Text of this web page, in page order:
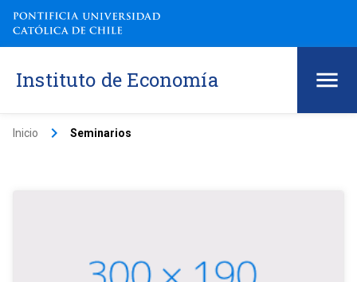
Instituto de Economía
Inicio keyboard_arrow_right Seminarios